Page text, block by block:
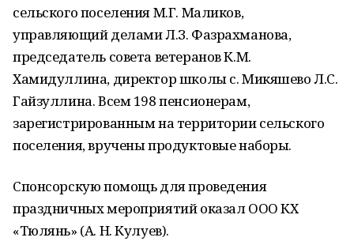
сельского поселения М.Г. Маликов,
управляющий делами Л.З. Фазрахманова,
председатель совета ветеранов К.М.
Хамидуллина, директор школы с. Микяшево Л.С.
Гайзуллина. Всем 198 пенсионерам,
зарегистрированным на территории сельского
поселения, вручены продуктовые наборы.
Спонсорскую помощь для проведения
праздничных мероприятий оказал ООО КХ
«Тюлянь» (А. Н. Кулуев).